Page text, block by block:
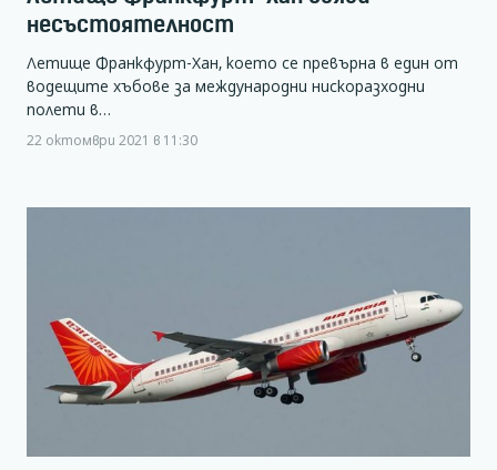
несъстоятелност
Летище Франкфурт-Хан, което се превърна в един от
водещите хъбове за международни нискоразходни
полети в…
22 октомври 2021 в 11:30